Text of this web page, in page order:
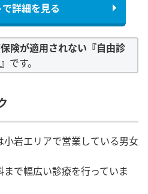
詳細を見る
険が適用されない『自由診
です。
岩エリアで営業している男女
で幅広い診療を行っていま